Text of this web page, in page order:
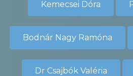
Kemecsei Dóra
Bodnár Nagy Ramóna
Dr Csajbók Valéria